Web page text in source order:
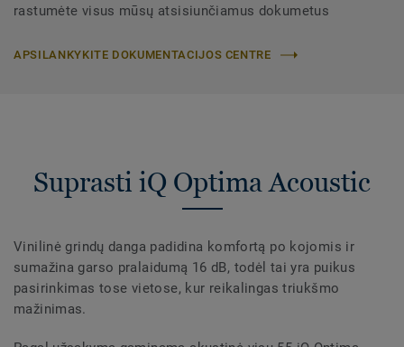
rastumėte visus mūsų atsisiunčiamus dokumetus
APSILANKYKITE DOKUMENTACIJOS CENTRE
Suprasti iQ Optima Acoustic
Vinilinė grindų danga padidina komfortą po kojomis ir
sumažina garso pralaidumą 16 dB, todėl tai yra puikus
pasirinkimas tose vietose, kur reikalingas triukšmo
mažinimas.